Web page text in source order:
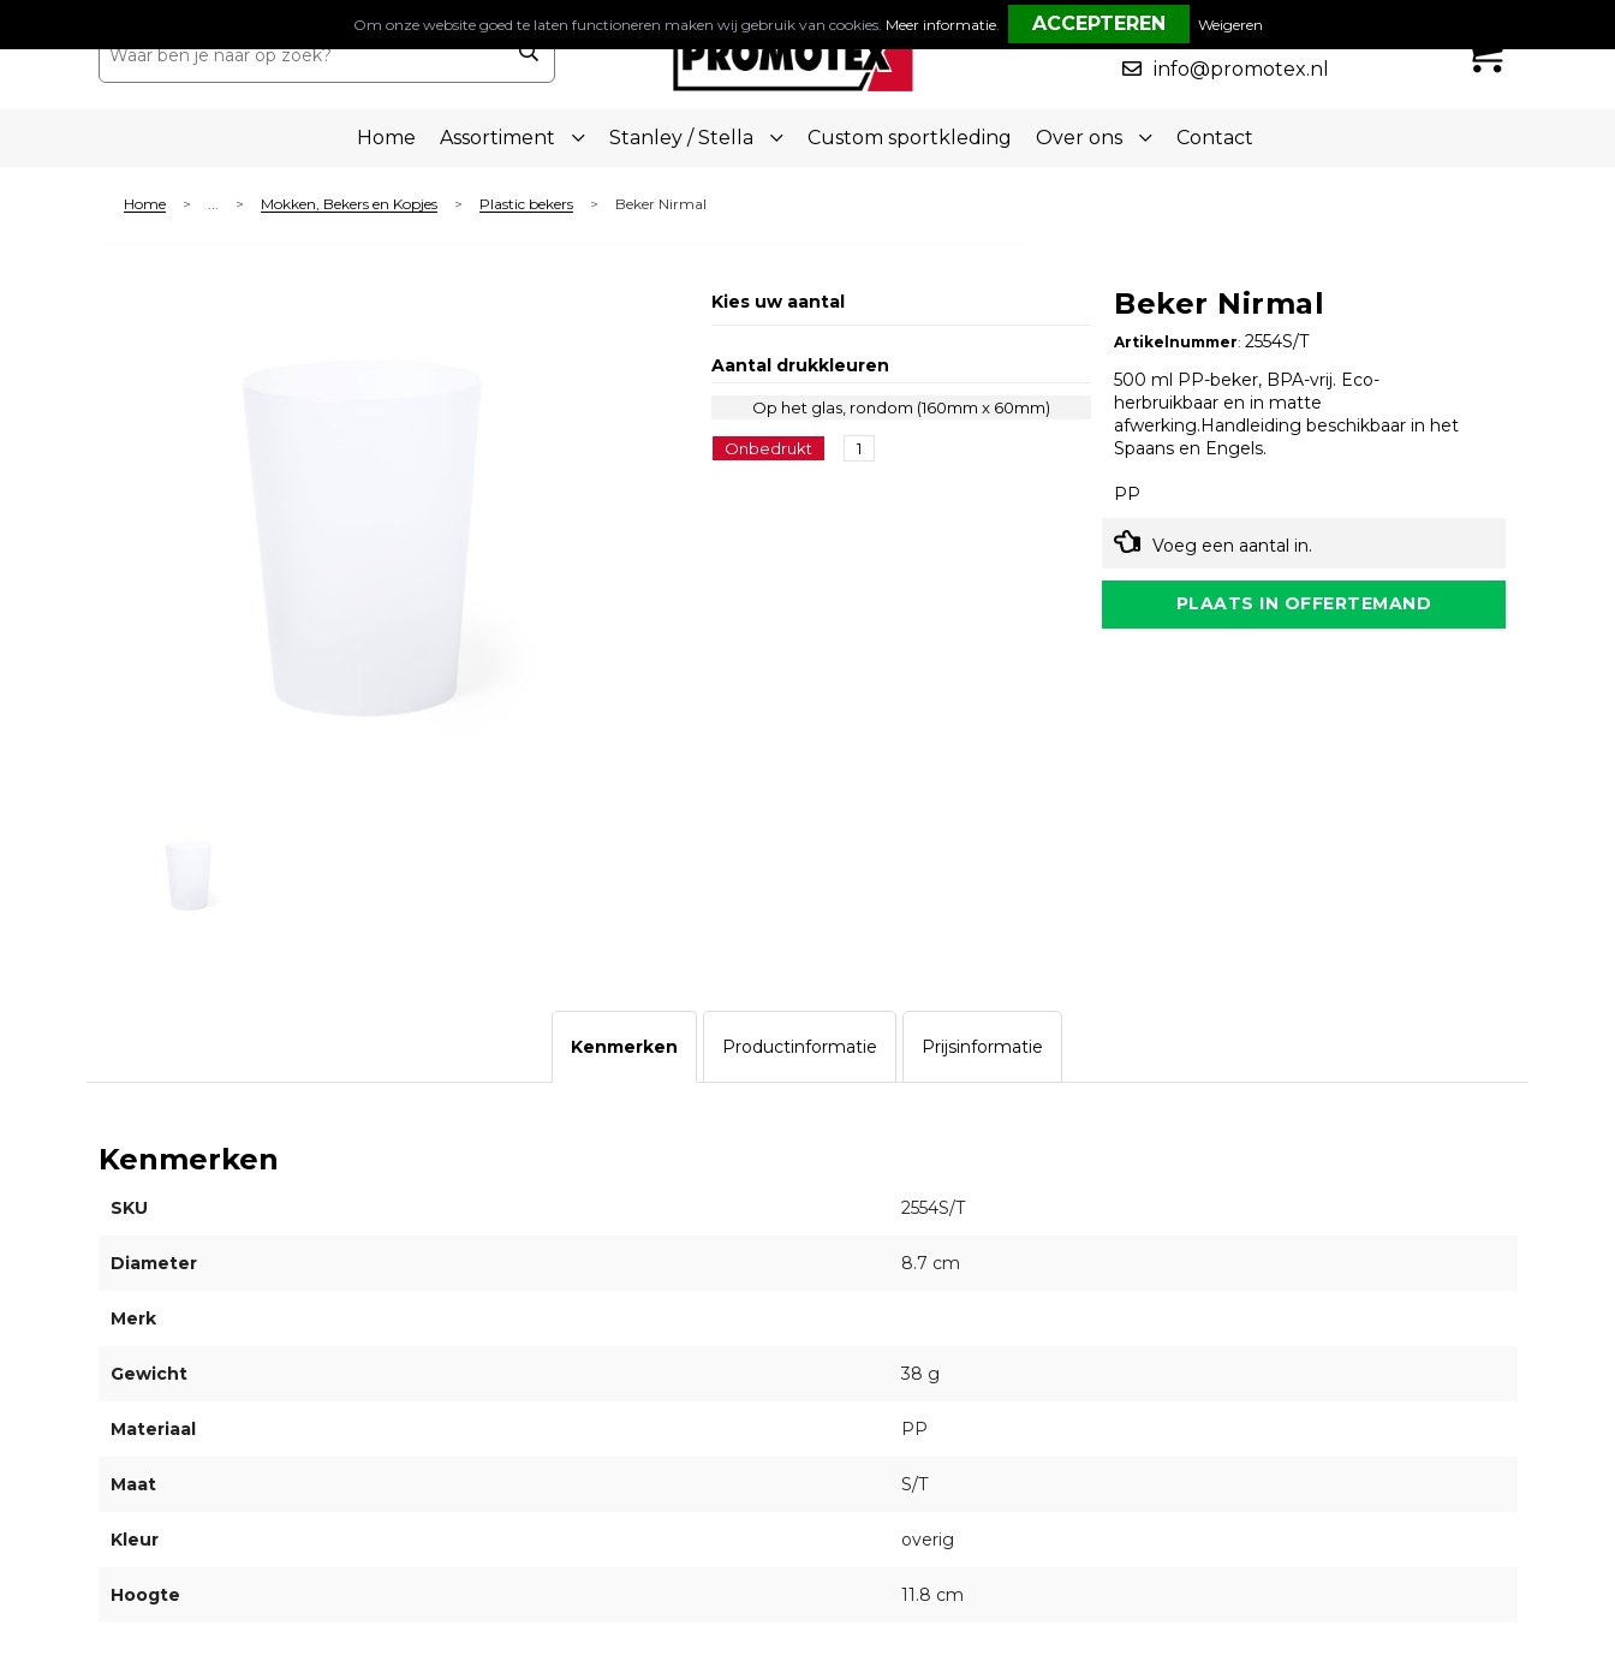
050-5773636
info@promotex.nl
Home Assortiment Stanley / Stella Custom sportkleding Over ons Contact
Home > ... > Mokken, Bekers en Kopjes > Plastic bekers > Beker Nirmal
Kies uw aantal
Aantal drukkleuren
Op het glas, rondom (160mm x 60mm)
Onbedrukt 1
Beker Nirmal
Artikelnummer: 2554S/T
500 ml PP-beker, BPA-vrij. Eco-
herbruikbaar en in matte
afwerking.Handleiding beschikbaar in het
Spaans en Engels.
PP
Voeg een aantal in.
PLAATS IN OFFERTEMAND
Kenmerken Productinformatie Prijsinformatie
Kenmerken
SKU 2554S/T
Diameter 8.7 cm
Merk
Gewicht 38 g
Materiaal PP
Maat S/T
Kleur overig
Hoogte 11.8 cm
Om onze website goed te laten functioneren maken wij gebruik van cookies. Meer informatie. Weigeren